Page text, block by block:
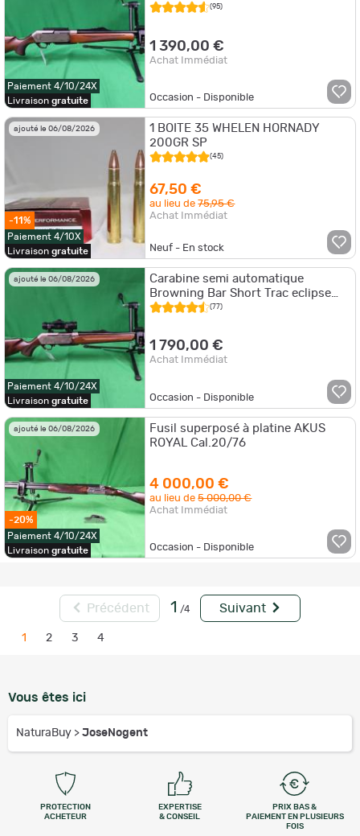
Paiement 4/10/24X
Livraison gratuite
Mag
(95)
1 390,00 €
Achat Immédiat
Occasion - Disponible
ajouté le 06/08/2026
-11%
Paiement 4/10X
Livraison gratuite
1 BOITE 35 WHELEN HORNADY
200GR SP
(45)
67,50 €
au lieu de75,95 €
Achat Immédiat
Neuf - En stock
ajouté le 06/08/2026
Paiement 4/10/24X
Livraison gratuite
Carabine semi automatique
Browning Bar Short Trac eclipse
.270WSM
(77)
1 790,00 €
Achat Immédiat
Occasion - Disponible
ajouté le 06/08/2026
-20%
Paiement 4/10/24X
Livraison gratuite
Fusil superposé à platine AKUS
ROYAL Cal.20/76
4 000,00 €
au lieu de5 000,00 €
Achat Immédiat
Occasion - Disponible
Précédent 1 /4 Suivant
1 2 3 4
Vous êtes ici
NaturaBuy > JoseNogent
PROTECTION
ACHETEUR
EXPERTISE
& CONSEIL
PRIX BAS &
PAIEMENT EN PLUSIEURS
FOIS